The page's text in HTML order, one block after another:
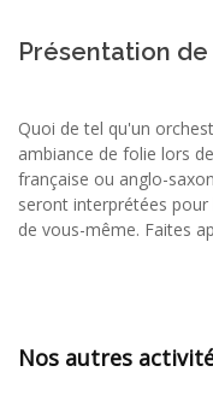
Présentation
Quoi de tel qu'un
ambiance de folie lors
française ou anglo-
seront interprétées
de vous-même. Faites
Nos autres